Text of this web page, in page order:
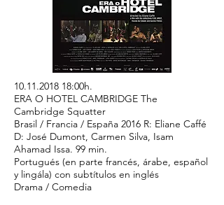
10.11.2018 18:00h.
ERA O HOTEL CAMBRIDGE The
Cambridge Squatter
Brasil / Francia / España 2016 R: Eliane Caffé
D: José Dumont, Carmen Silva, Isam
Ahamad Issa. 99 min.
Portugués (en parte francés, árabe, español
y lingála) con subtítulos en inglés
Drama / Comedia